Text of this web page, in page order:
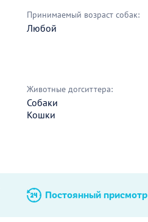
Принимаемый возраст собак:
Любой
Животные догситтера:
Собаки
Кошки
Постоянный присмотр